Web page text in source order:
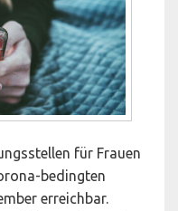
für Frauen
bedingten
erreichbar.